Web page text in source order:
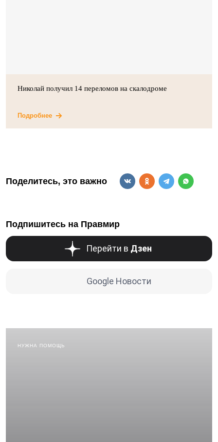
Николай получил 14 переломов на скалодроме
Подробнее
Поделитесь, это важно
Подпишитесь на Правмир
Перейти в Дзен
Google Новости
НУЖНА ПОМОЩЬ